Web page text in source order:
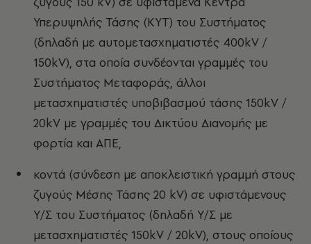
Υπερυψηλής Τάσης (ΚΥΤ) του Συστήματος
(δηλαδή με αυτομετασχηματιστές 400kV /
150kV), στα οποία συνδέονται γραμμές του
Συστήματος Μεταφοράς, άλλοι
μετασχηματιστές υποβιβασμού τάσης 150kV /
20kV με γραμμές του Δικτύου Διανομής με
φορτία και ΑΠΕ,
κοντά (σύνδεση με αποκλειστική γραμμή στους
ζυγούς Μέσης Τάσης 20 kV) σε υφιστάμενους
Υ/Σ του Συστήματος (δηλαδή Υ/Σ με
μετασχηματιστές 150kV / 20kV), στους οποίους